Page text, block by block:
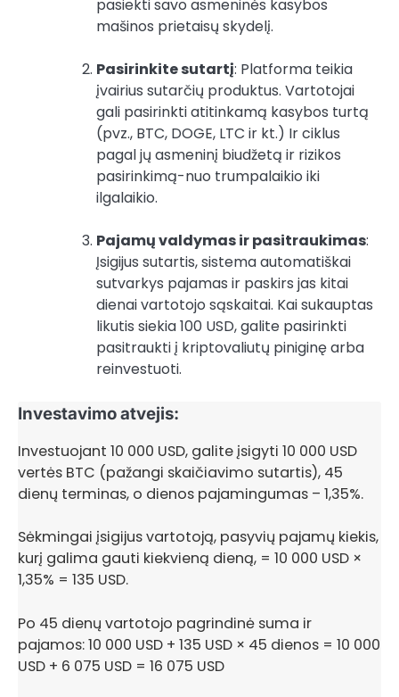
pasiekti savo asmeninės kasybos
mašinos prietaisų skydelį.
Pasirinkite sutartį: Platforma teikia
įvairius sutarčių produktus. Vartotojai
gali pasirinkti atitinkamą kasybos turtą
(pvz., BTC, DOGE, LTC ir kt.) Ir ciklus
pagal jų asmeninį biudžetą ir rizikos
pasirinkimą-nuo trumpalaikio iki
ilgalaikio.
Pajamų valdymas ir pasitraukimas:
Įsigijus sutartis, sistema automatiškai
sutvarkys pajamas ir paskirs jas kitai
dienai vartotojo sąskaitai. Kai sukauptas
likutis siekia 100 USD, galite pasirinkti
pasitraukti į kriptovaliutų piniginę arba
reinvestuoti.
Investavimo atvejis:
Investuojant 10 000 USD, galite įsigyti 10 000 USD
vertės BTC (pažangi skaičiavimo sutartis), 45
dienų terminas, o dienos pajamingumas – 1,35%.
Sėkmingai įsigijus vartotoją, pasyvių pajamų kiekis,
kurį galima gauti kiekvieną dieną, = 10 000 USD ×
1,35% = 135 USD.
Po 45 dienų vartotojo pagrindinė suma ir
pajamos: 10 000 USD + 135 USD × 45 dienos = 10 000
USD + 6 075 USD = 16 075 USD